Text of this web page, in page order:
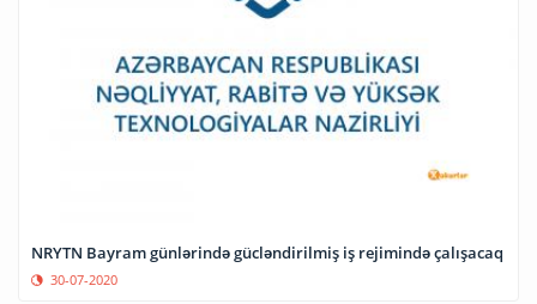
NRYTN Bayram günlərində gücləndirilmiş iş rejimində çalışacaq
30-07-2020